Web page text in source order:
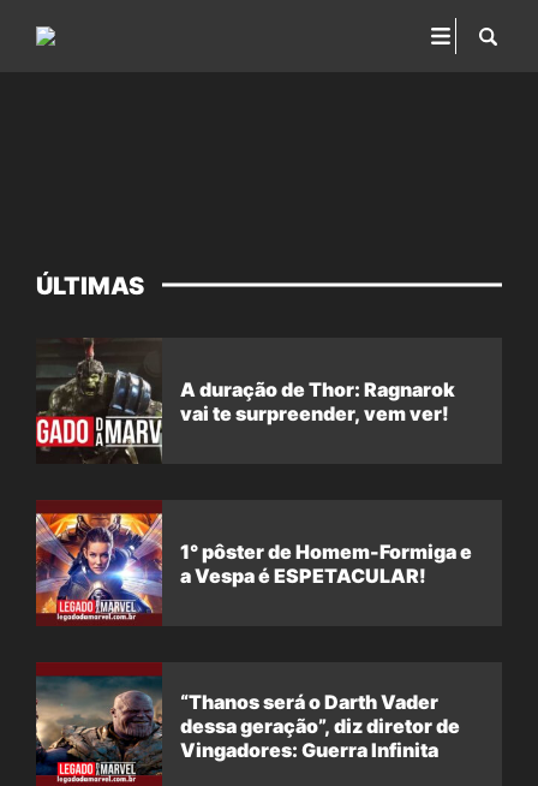
ÚLTIMAS
A duração de Thor: Ragnarok
vai te surpreender, vem ver!
1° pôster de Homem-Formiga e
a Vespa é ESPETACULAR!
“Thanos será o Darth Vader
dessa geração”, diz diretor de
Vingadores: Guerra Infinita